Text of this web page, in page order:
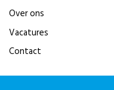
Over ons
Vacatures
Contact